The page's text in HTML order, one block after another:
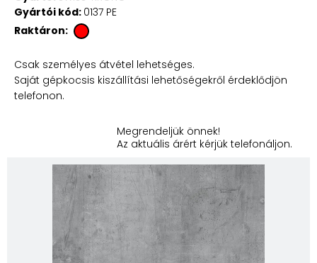
Gyártói kód: 0137 PE
Raktáron:
Csak személyes átvétel lehetséges.
Saját gépkocsis kiszállítási lehetőségekről érdeklődjön
telefonon.
Megrendeljük önnek!
Az aktuális árért kérjük telefonáljon.